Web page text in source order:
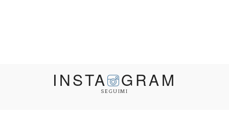
INSTA GRAM
SEGUIMI